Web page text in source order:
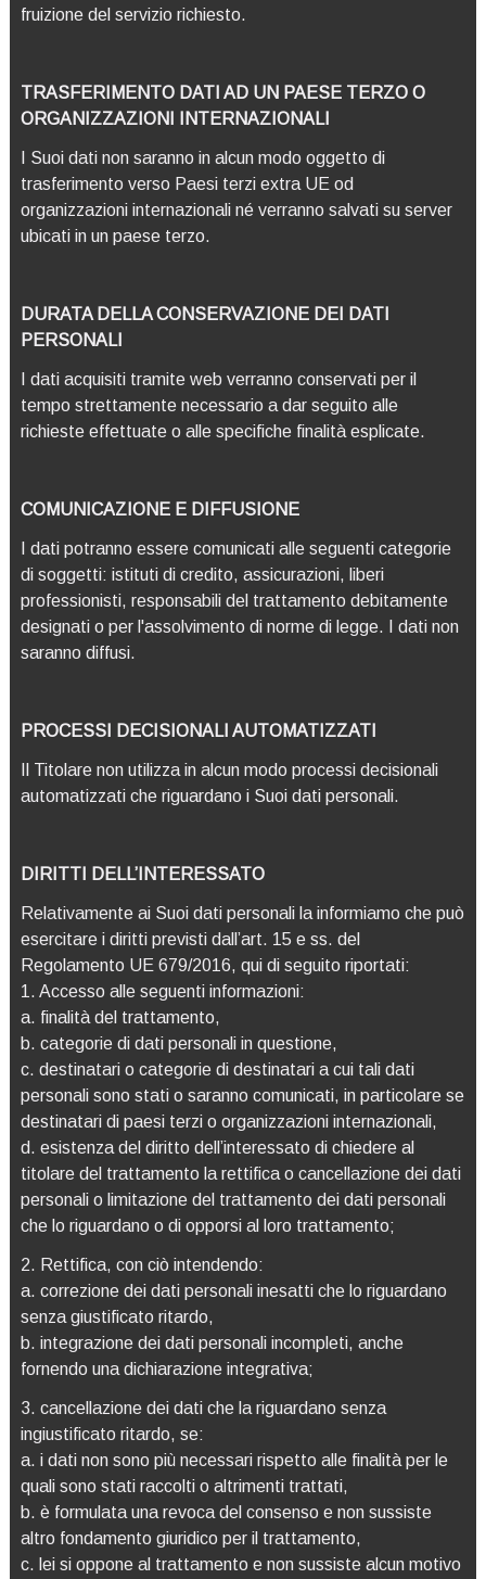
fruizione del servizio richiesto.
TRASFERIMENTO DATI AD UN PAESE TERZO O
ORGANIZZAZIONI INTERNAZIONALI
I Suoi dati non saranno in alcun modo oggetto di
trasferimento verso Paesi terzi extra UE od
organizzazioni internazionali né verranno salvati su server
ubicati in un paese terzo.
DURATA DELLA CONSERVAZIONE DEI DATI
PERSONALI
I dati acquisiti tramite web verranno conservati per il
tempo strettamente necessario a dar seguito alle
richieste effettuate o alle specifiche finalità esplicate.
COMUNICAZIONE E DIFFUSIONE
I dati potranno essere comunicati alle seguenti categorie
di soggetti: istituti di credito, assicurazioni, liberi
professionisti, responsabili del trattamento debitamente
designati o per l'assolvimento di norme di legge. I dati non
saranno diffusi.
PROCESSI DECISIONALI AUTOMATIZZATI
Il Titolare non utilizza in alcun modo processi decisionali
automatizzati che riguardano i Suoi dati personali.
DIRITTI DELL’INTERESSATO
Relativamente ai Suoi dati personali la informiamo che può
esercitare i diritti previsti dall’art. 15 e ss. del
Regolamento UE 679/2016, qui di seguito riportati:
1. Accesso alle seguenti informazioni:
a. finalità del trattamento,
b. categorie di dati personali in questione,
c. destinatari o categorie di destinatari a cui tali dati
personali sono stati o saranno comunicati, in particolare se
destinatari di paesi terzi o organizzazioni internazionali,
d. esistenza del diritto dell’interessato di chiedere al
titolare del trattamento la rettifica o cancellazione dei dati
personali o limitazione del trattamento dei dati personali
che lo riguardano o di opporsi al loro trattamento;
2. Rettifica, con ciò intendendo:
a. correzione dei dati personali inesatti che lo riguardano
senza giustificato ritardo,
b. integrazione dei dati personali incompleti, anche
fornendo una dichiarazione integrativa;
3. cancellazione dei dati che la riguardano senza
ingiustificato ritardo, se:
a. i dati non sono più necessari rispetto alle finalità per le
quali sono stati raccolti o altrimenti trattati,
b. è formulata una revoca del consenso e non sussiste
altro fondamento giuridico per il trattamento,
c. lei si oppone al trattamento e non sussiste alcun motivo